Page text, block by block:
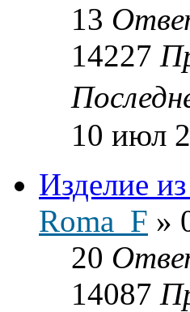
13
14227
10 июл
Изделие
Roma_F »
20
14087